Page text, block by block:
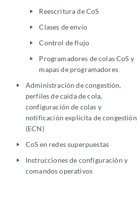
play_arrow Reescritura de CoS
play_arrow Clases de envío
play_arrow Control de flujo
play_arrow
Programadores de colas CoS y
mapas de programadores
play_arrow
Administración de congestión,
perfiles de caída de cola,
configuración de colas y
notificación explícita de congestión
(ECN)
play_arrow CoS en redes superpuestas
play_arrow
Instrucciones de configuración y
comandos operativos